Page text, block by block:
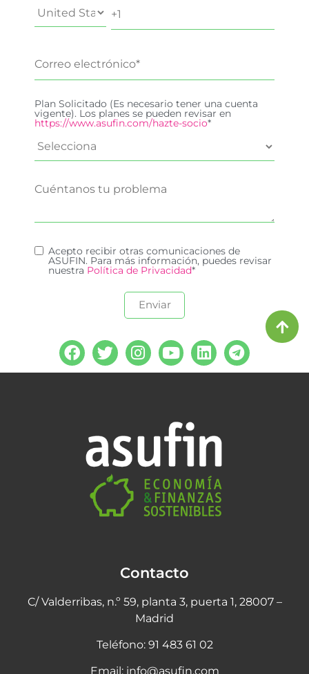
Plan Solicitado (Es necesario tener una cuenta
vigente). Los planes se pueden revisar en
https://www.asufin.com/hazte-socio*
Acepto recibir otras comunicaciones de
ASUFIN. Para más información, puedes revisar
nuestra Política de Privacidad*
Contacto
C/ Valderribas, n.º 59, planta 3, puerta 1, 28007 –
Madrid
Teléfono: 91 483 61 02
Email: info@asufin.com